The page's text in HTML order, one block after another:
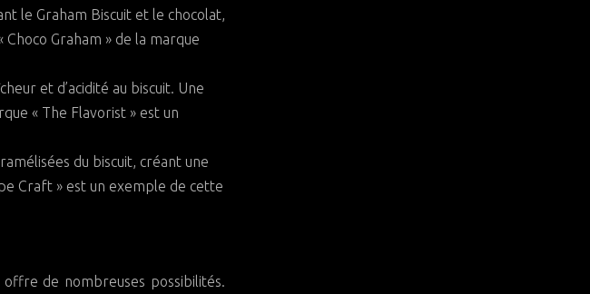
le Graham Biscuit et le chocolat,
Graham » de la marque
et d’acidité au biscuit. Une
« The Flavorist » est un
du biscuit, créant une
Craft » est un exemple de cette
de nombreuses possibilités.